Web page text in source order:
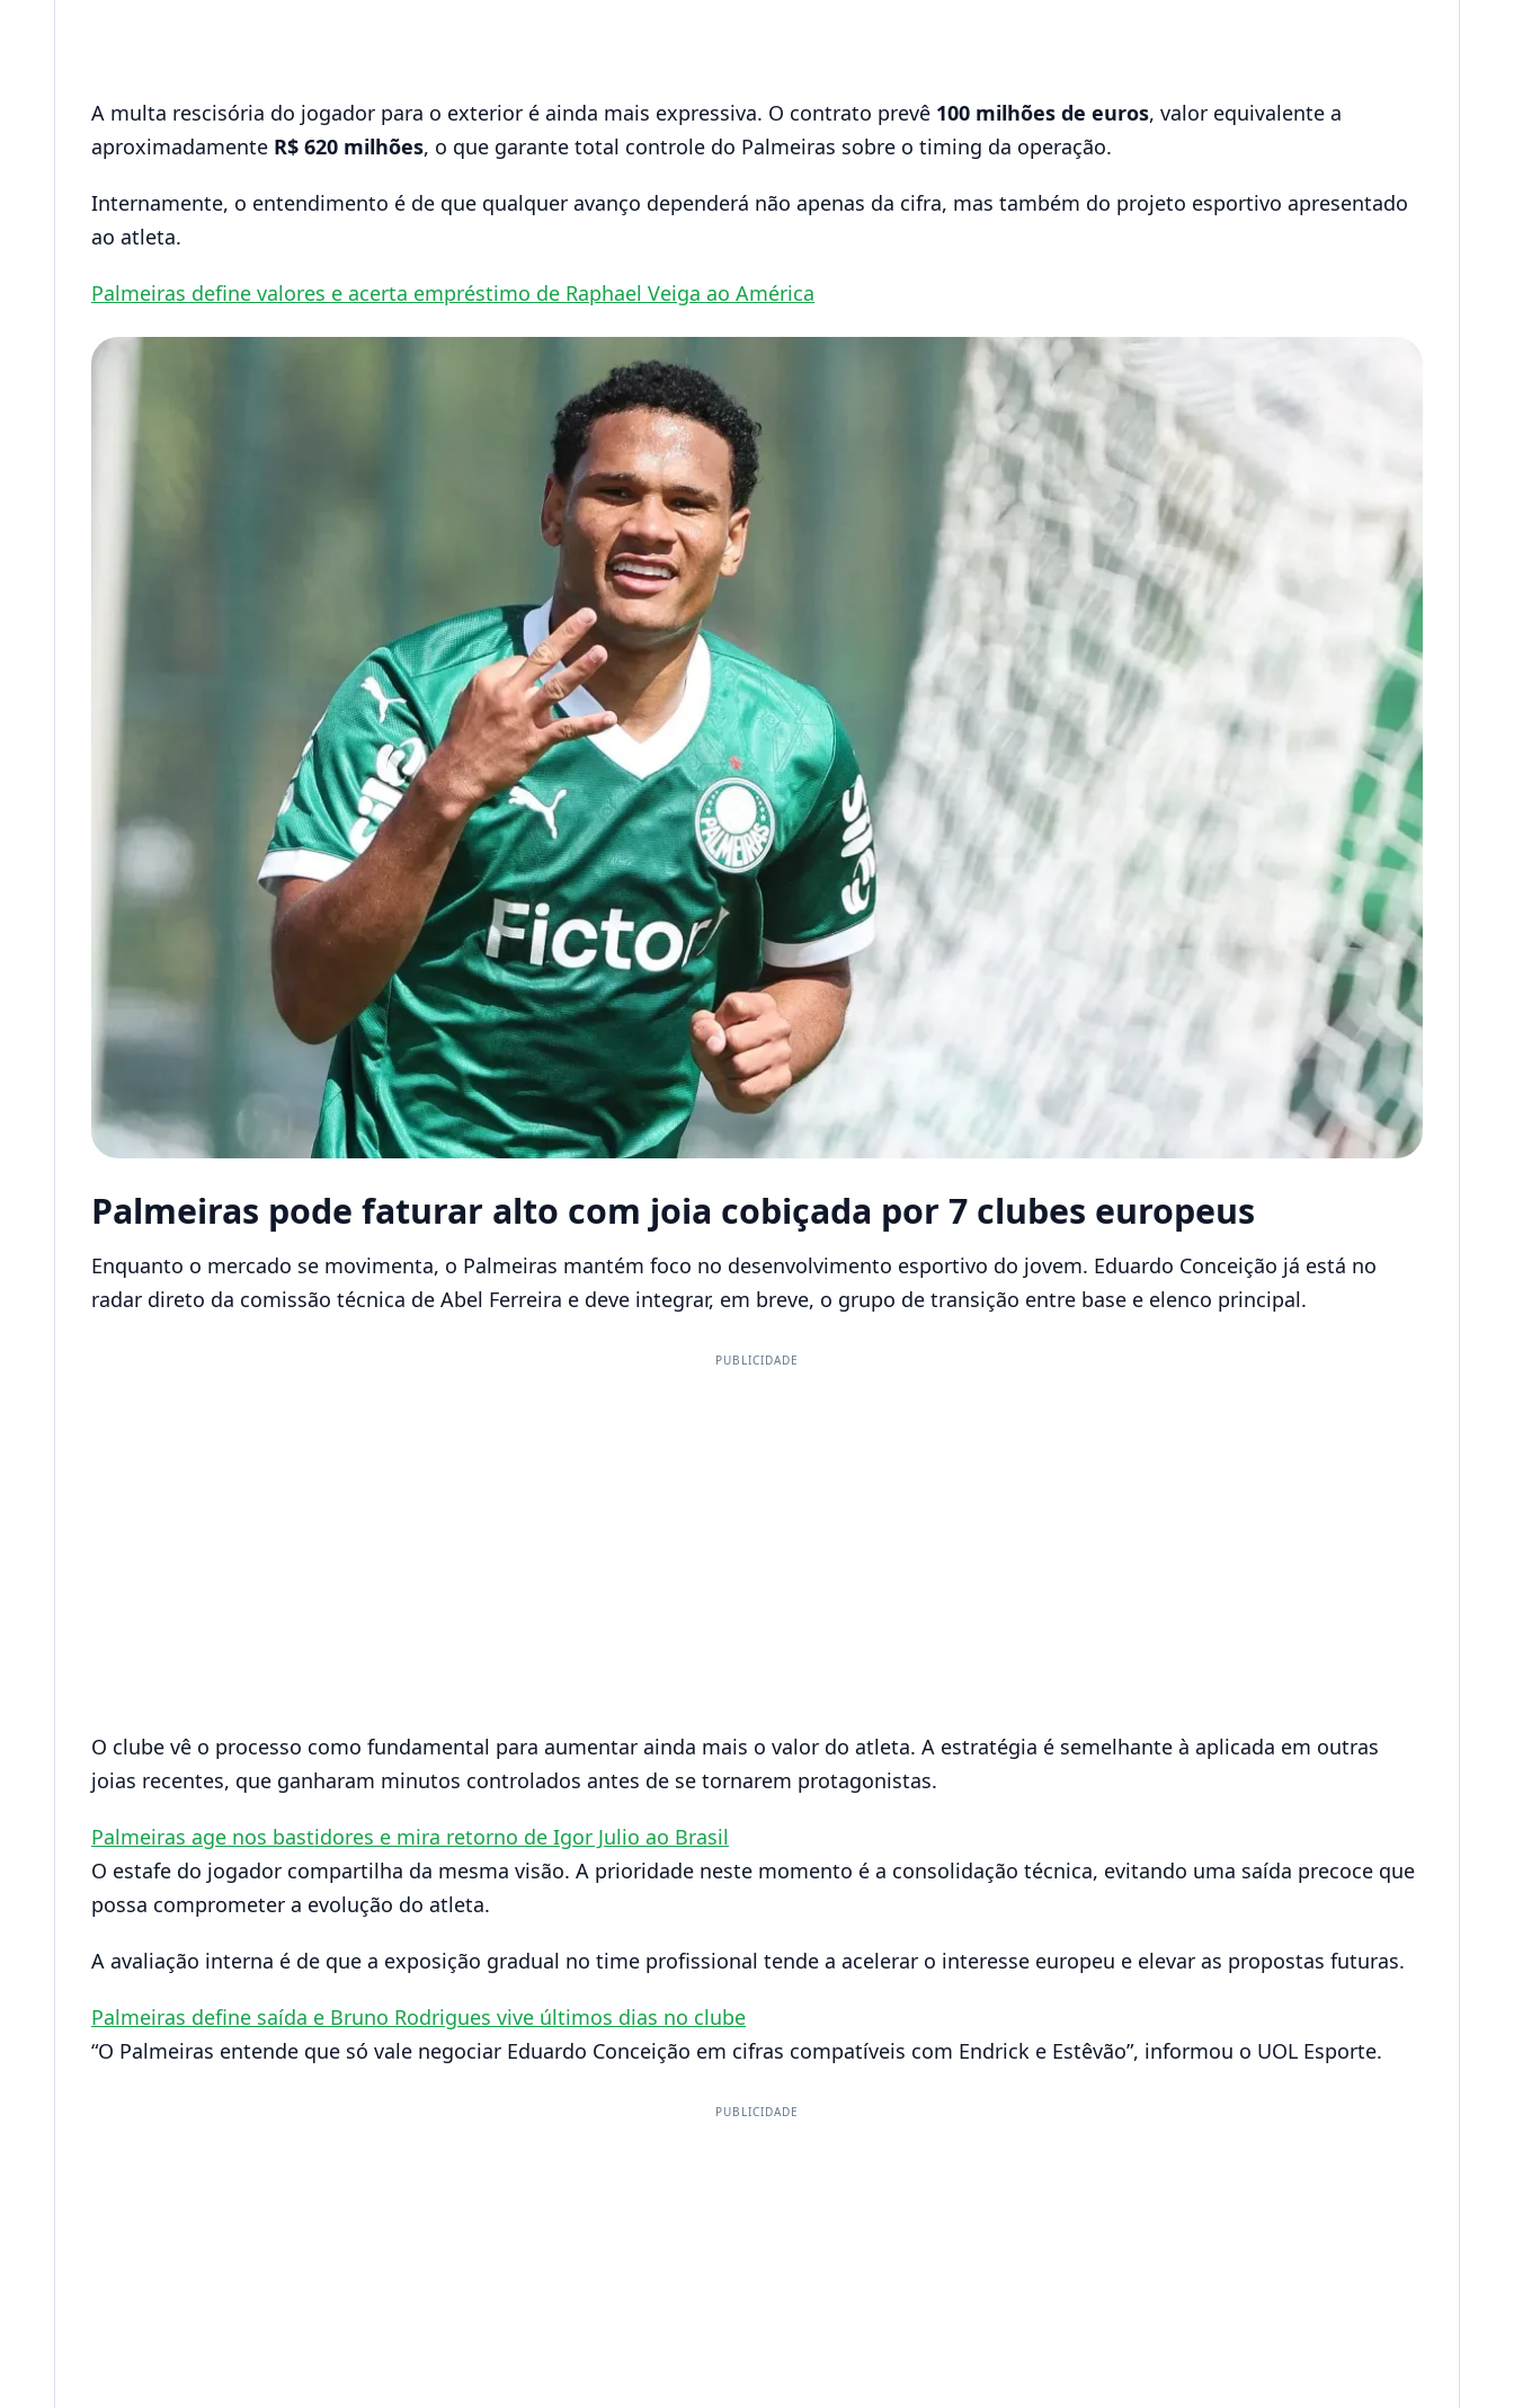
A multa rescisória do jogador para o exterior é ainda mais expressiva. O contrato prevê 100 milhões de euros, valor equivalente a
aproximadamente R$ 620 milhões, o que garante total controle do Palmeiras sobre o timing da operação.
Internamente, o entendimento é de que qualquer avanço dependerá não apenas da cifra, mas também do projeto esportivo apresentado
ao atleta.
Palmeiras define valores e acerta empréstimo de Raphael Veiga ao América
Palmeiras pode faturar alto com joia cobiçada por 7 clubes europeus
Enquanto o mercado se movimenta, o Palmeiras mantém foco no desenvolvimento esportivo do jovem. Eduardo Conceição já está no
radar direto da comissão técnica de Abel Ferreira e deve integrar, em breve, o grupo de transição entre base e elenco principal.
PUBLICIDADE
O clube vê o processo como fundamental para aumentar ainda mais o valor do atleta. A estratégia é semelhante à aplicada em outras
joias recentes, que ganharam minutos controlados antes de se tornarem protagonistas.
Palmeiras age nos bastidores e mira retorno de Igor Julio ao Brasil
O estafe do jogador compartilha da mesma visão. A prioridade neste momento é a consolidação técnica, evitando uma saída precoce que
possa comprometer a evolução do atleta.
A avaliação interna é de que a exposição gradual no time profissional tende a acelerar o interesse europeu e elevar as propostas futuras.
Palmeiras define saída e Bruno Rodrigues vive últimos dias no clube
“O Palmeiras entende que só vale negociar Eduardo Conceição em cifras compatíveis com Endrick e Estêvão”, informou o UOL Esporte.
PUBLICIDADE